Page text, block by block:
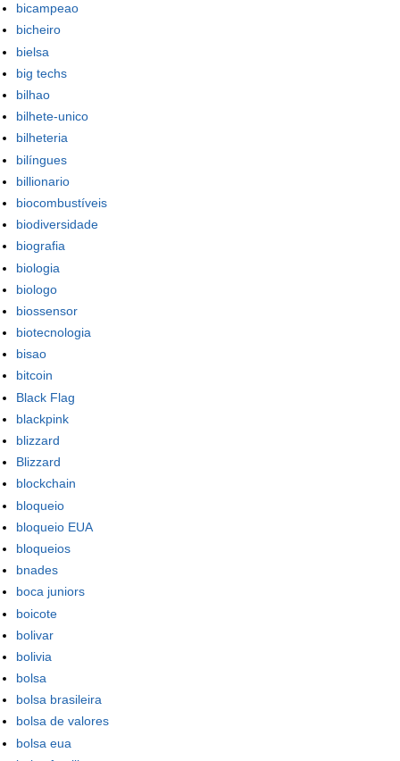
bicampeao
bicheiro
bielsa
big techs
bilhao
bilhete-unico
bilheteria
bilíngues
billionario
biocombustíveis
biodiversidade
biografia
biologia
biologo
biossensor
biotecnologia
bisao
bitcoin
Black Flag
blackpink
blizzard
Blizzard
blockchain
bloqueio
bloqueio EUA
bloqueios
bnades
boca juniors
boicote
bolivar
bolivia
bolsa
bolsa brasileira
bolsa de valores
bolsa eua